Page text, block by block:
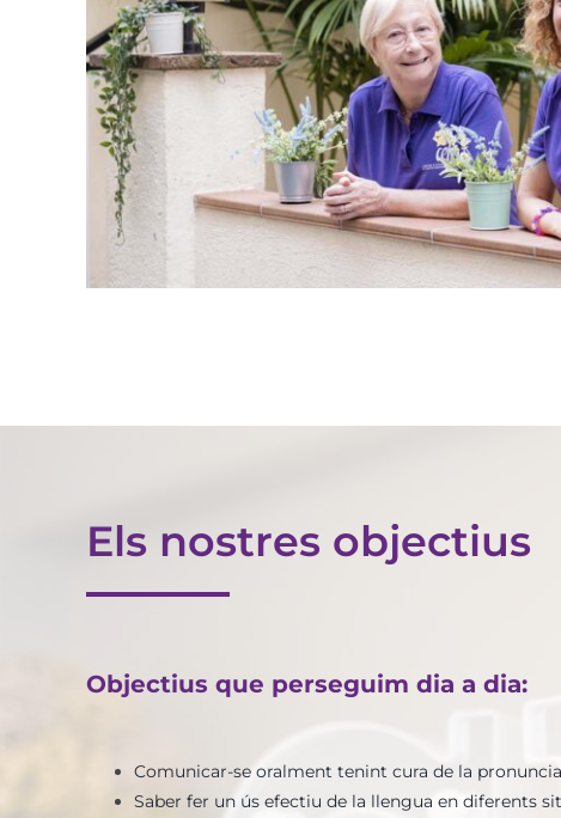
Els nostres objectius
Objectius que perseguim dia a dia:
Comunicar-se oralment tenint cura de la
Saber fer un ús efectiu de la llengua en diferents